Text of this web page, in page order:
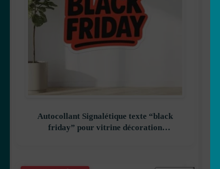
Autocollant Signalétique texte “black
friday” pour vitrine décoration